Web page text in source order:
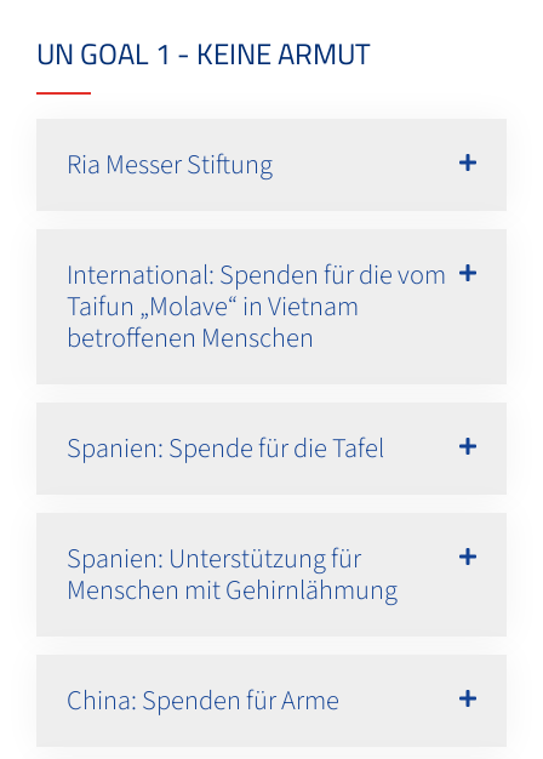
UN GOAL 1 - KEINE ARMUT
Ria Messer Stiftung
International: Spenden für die vom
Taifun „Molave“ in Vietnam
betroffenen Menschen
Spanien: Spende für die Tafel
Spanien: Unterstützung für
Menschen mit Gehirnlähmung
China: Spenden für Arme